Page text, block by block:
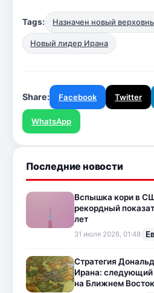
Tags: Назначен новый
Новый лидер Ирана
Share: Facebook Twitter
WhatsApp
Последние новости
Вспышка кори в
рекордный
лет
31 июля 2026, 01:48
Стратегия
Ирана: следующий
на Ближнем